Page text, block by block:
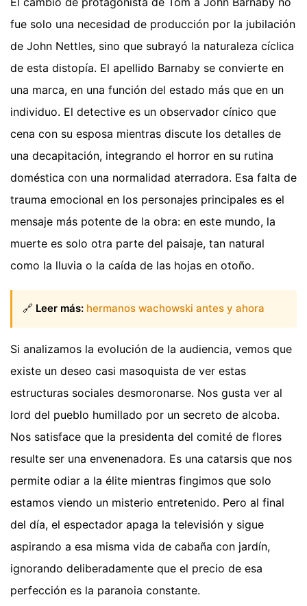
fue solo una necesidad de producción por la jubilación
de John Nettles, sino que subrayó la naturaleza cíclica
de esta distopía. El apellido Barnaby se convierte en
una marca, en una función del estado más que en un
individuo. El detective es un observador cínico que
cena con su esposa mientras discute los detalles de
una decapitación, integrando el horror en su rutina
doméstica con una normalidad aterradora. Esa falta de
trauma emocional en los personajes principales es el
mensaje más potente de la obra: en este mundo, la
muerte es solo otra parte del paisaje, tan natural
como la lluvia o la caída de las hojas en otoño.
🔗 Leer más: hermanos wachowski antes y ahora
Si analizamos la evolución de la audiencia, vemos que
existe un deseo casi masoquista de ver estas
estructuras sociales desmoronarse. Nos gusta ver al
lord del pueblo humillado por un secreto de alcoba.
Nos satisface que la presidenta del comité de flores
resulte ser una envenenadora. Es una catarsis que nos
permite odiar a la élite mientras fingimos que solo
estamos viendo un misterio entretenido. Pero al final
del día, el espectador apaga la televisión y sigue
aspirando a esa misma vida de cabaña con jardín,
ignorando deliberadamente que el precio de esa
perfección es la paranoia constante.